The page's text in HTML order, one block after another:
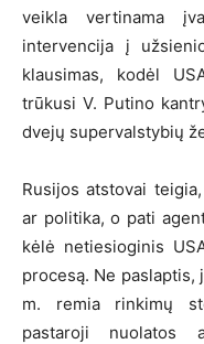
veikla vertinama
intervencija į
klausimas, kodėl
trūkusi V. Putino
dvejų supervalstybių
Rusijos atstovai
ar politika, o pati
kėlė netiesioginis
procesą. Ne
m. remia rinkimų
pastaroji nuolatos